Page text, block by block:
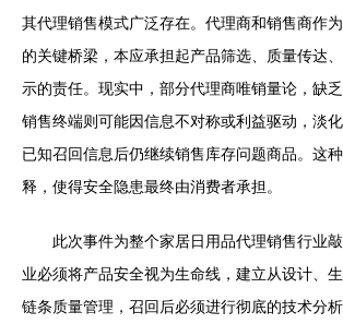
其代理销售模式广泛存在。代理商和销售商作
的关键桥梁，本应承担起产品筛选、质量传达
示的责任。现实中，部分代理商唯销量论，缺
销售终端则可能因信息不对称或利益驱动，淡
已知召回信息后仍继续销售库存问题商品。这
释，使得安全隐患最终由消费者承担。
此次事件为整个家居日用品代理销售行业
业必须将产品安全视为生命线，建立从设计、
链条质量管理，召回后必须进行彻底的技术分